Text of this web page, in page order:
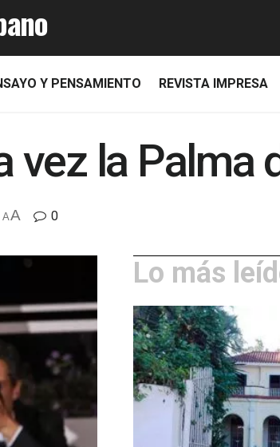
Y PENSAMIENTO REVISTA IMPRESA
vez la Palma
AA 0
Lo más